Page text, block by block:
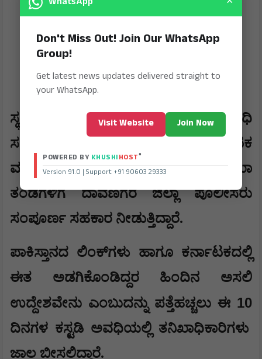
ಸ್ಥಳೀಯ ಪೊಲೀಸರ ಸಾಥ್: ದೇಶವಿರೋಧಿ
ಸಂಚಿನ ಕುರಿತು ಮತ್ತಷ್ಟು ಸ್ಫೋಟಕ
ಮಾಹಿತಿಗಳನ್ನು ಕಲೆಹಾಕಲು ರಾಷ್ಟ್ರೀಯ ತನಿಖಾ
ತಂಡಗಳಿಗೆ ದಾವಣಗೆರೆ ಜಿಲ್ಲಾ ಪೊಲೀಸರು
ಸಂಪೂರ್ಣ ಸಹಕಾರ ನೀಡುತ್ತಿದ್ದಾರೆ.
ಪಾಕಿಸ್ತಾನದ ಲಿಂಕ್‌ಗಳು ಹಾಗೂ ಕರ್ನಾಟಕದಲ್ಲಿ
ಈತ ಅಡಗಿಕೊಂಡಿದ್ದರ ಹಿಂದಿನ ಅಸಲಿ
ಉದ್ದೇಶವೇನು ಎಂಬುದನ್ನು ಪತ್ತೆಹಚ್ಚಲು ಈ 10
ದಿನಗಳ ಕಸ್ಟಡಿ ಅವಧಿಯಲ್ಲಿ ತನಿಖಾಧಿಕಾರಿಗಳು
ಜಾಲ ಬೀಸಲಿದ್ದಾರೆ.
Don't Miss Out! Join Our WhatsApp
Group!
Get latest news updates delivered straight to
your WhatsApp.
Visit Website Join Now
POWERED BY KHUSHIHOST®
Version 91.0 | Support +91 90603 29333